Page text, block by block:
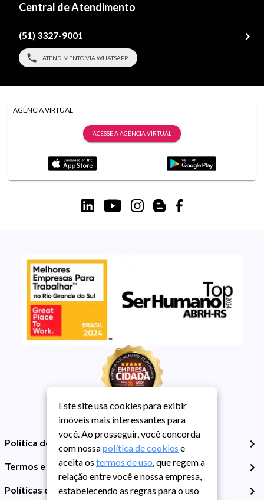
Central de Atendimento
(51) 3327-9001
ATENDIMENTO VIA WHATSAPP
AGÊNCIA VIRTUAL
ACESSE A AGÊNCIA VIRTUAL
Política de Privacidade
Termos e Condições de Uso
Políticas de Cookies
Este site usa cookies para exibir
imóveis mais interessantes para
você. Ao prosseguir, você concorda
com nossapolítica de cookies e
aceita os termos de uso, que regem a
relação entre você e nossa empresa,
estabelecendo as regras para o uso